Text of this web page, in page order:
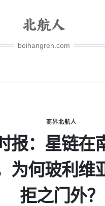
beihangren.com
商界北航人
报：星链在
为何玻利维
拒之门外？